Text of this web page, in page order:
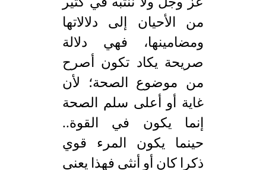
عز وجل ولا ننتبه في كثير
من الأحيان إلى دلالاتها
ومضامينها، فهي دلالة
صريحة يكاد تكون أصرح
من موضوع الصحة؛ لأن
غاية أو أعلى سلم الصحة
إنما يكون في القوة..
حينما يكون المرء قوي
ذكرا كان أو أنثى فهذا يعني